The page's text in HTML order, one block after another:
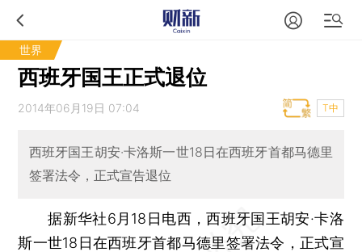
世界
西班牙国王正式退位
2014年06月19日 07:04 T中
西班牙国王胡安·卡洛斯一世18日在西班牙首都马德里
签署法令，正式宣告退位
据新华社6月18日电西，西班牙国王胡安·卡洛
斯一世18日在西班牙首都马德里签署法令，正式宣